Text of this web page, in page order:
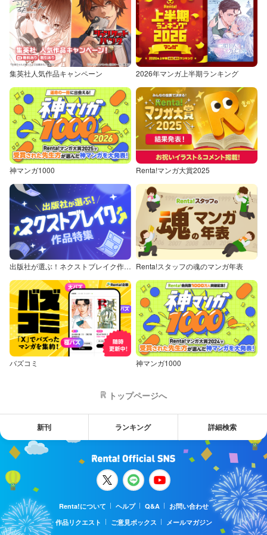
集英社人気作品キャンペーン 2026年マンガ上半期ランキング
神マンガ1000 Renta!マンガ大賞2025
出版社が選ぶ！ネクストブレイク作品特集 Renta!スタッフの魂のマンガ年表
バズコミ 神マンガ1000
トップページへ
新刊 ランキング 詳細検索
Renta!について ヘルプ Q&A
お問い合わせ
作品リクエスト
ご意見ボックス
メールマガジン